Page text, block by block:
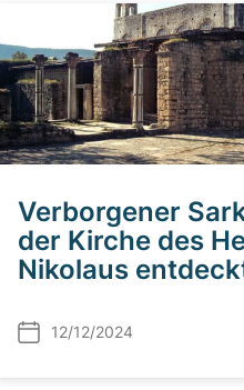
Verborgener
der Kirche des
Nikolaus
12/12/2024